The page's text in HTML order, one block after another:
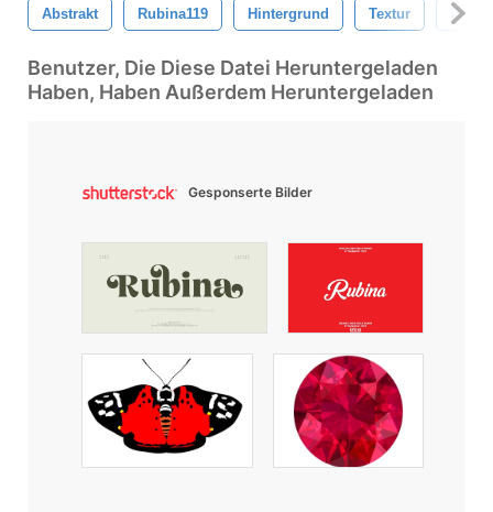
Abstrakt Rubina119 Hintergrund Textur Farbe
Benutzer, Die Diese Datei Heruntergeladen
Haben, Haben Außerdem Heruntergeladen
Gesponserte Bilder